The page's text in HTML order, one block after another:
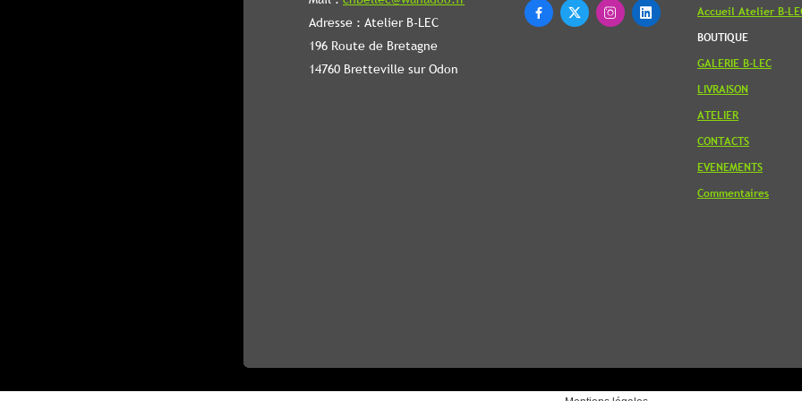
Adresse : Atelier B-LEC
196 Route de Bretagne
14760 Bretteville sur Odon
   
Accueil Atelier B-
BOUTIQUE
GALERIE B-LEC
LIVRAISON
ATELIER
CONTACTS
EVENEMENTS
Commentaires